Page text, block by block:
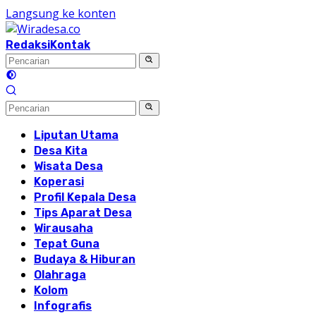
Langsung ke konten
RedaksiKontak
Liputan Utama
Desa Kita
Wisata Desa
Koperasi
Profil Kepala Desa
Tips Aparat Desa
Wirausaha
Tepat Guna
Budaya & Hiburan
Olahraga
Kolom
Infografis